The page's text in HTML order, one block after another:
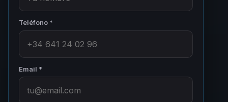
Teléfono *
Email *